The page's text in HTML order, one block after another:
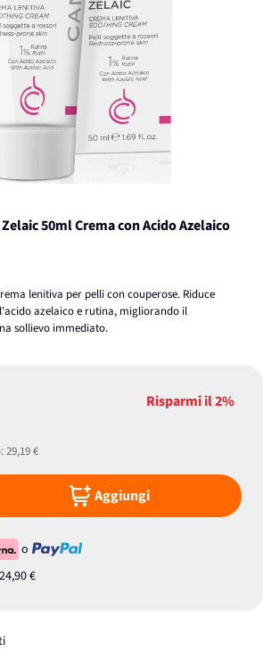
50ml Crema con Acido Azelaico
lenitiva per pelli con couperose. Riduce
azelaico e rutina, migliorando il
sollievo immediato.
Risparmi il2%
29,19 €
Aggiungi
o
24,90 €